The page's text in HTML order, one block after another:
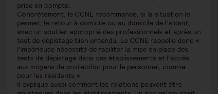
prise en compte.
Concrètement, le CCNE recommande, si la situation le
permet, le retour à domicile ou au domicile de l’aidant,
avec un soutien approprié des professionnels et après un
test de dépistage bien entendu. Le CCNE rappelle donc «
l’impérieuse nécessité de faciliter la mise en place des
tests de dépistage dans ces établissements et l’accès
aux moyens de protection pour le personnel, comme
pour les résidents ».
Il explique aussi comment les relations peuvent être